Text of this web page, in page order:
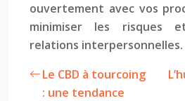
ouvertement avec vos
minimiser les risques
relations interpersonnelles.
Le CBD à tourcoing
: une tendance